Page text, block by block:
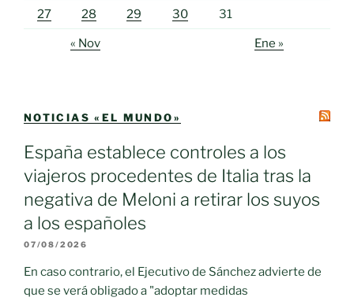
27 28 29 30 31
« Nov Ene »
NOTICIAS «EL MUNDO»
España establece controles a los
viajeros procedentes de Italia tras la
negativa de Meloni a retirar los suyos
a los españoles
07/08/2026
En caso contrario, el Ejecutivo de Sánchez advierte de
que se verá obligado a "adoptar medidas